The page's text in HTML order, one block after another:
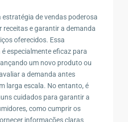
de vendas poderosa
receitas e garantir a demanda
oferecidos. Essa
especialmente eficaz para
um novo produto ou
a demanda antes
larga escala. No entanto, é
cuidados para garantir a
como cumprir os
informações claras